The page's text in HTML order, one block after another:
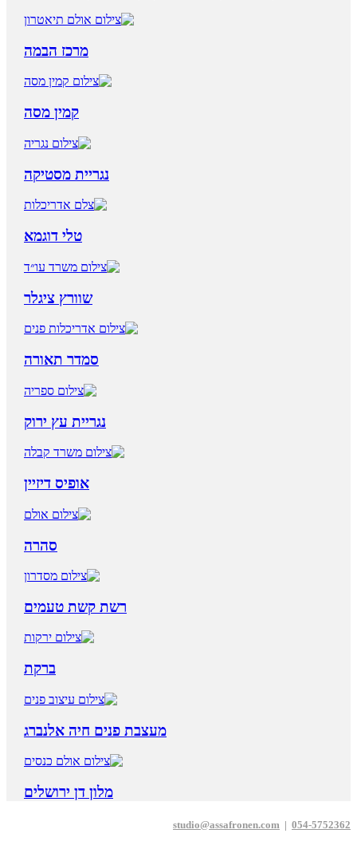
מרכז הבמה
קמין מסה
נגריית מסטיקה
טלי דוגמא
שוורץ ציגלר
סמדר תאורה
נגריית עץ ירוק
אופיס דיזיין
סהרה
רשת קשת טעמים
ברקת
מעצבת פנים חיה אלנברג
מלון דן ירושלים
studio@assafronen.com | 054-5752362